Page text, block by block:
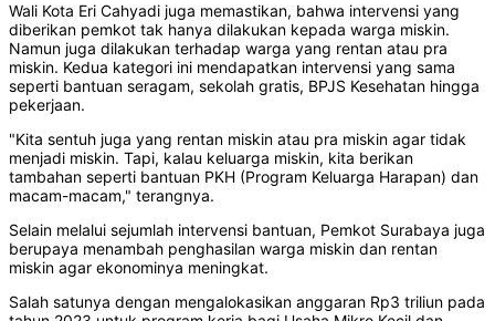
Wali Kota Eri Cahyadi juga memastikan, bahwa intervensi yang
diberikan pemkot tak hanya dilakukan kepada warga miskin.
Namun juga dilakukan terhadap warga yang rentan atau pra
miskin. Kedua kategori ini mendapatkan intervensi yang sama
seperti bantuan seragam, sekolah gratis, BPJS Kesehatan hingga
pekerjaan.
"Kita sentuh juga yang rentan miskin atau pra miskin agar tidak
menjadi miskin. Tapi, kalau keluarga miskin, kita berikan
tambahan seperti bantuan PKH (Program Keluarga Harapan) dan
macam-macam," terangnya.
Selain melalui sejumlah intervensi bantuan, Pemkot Surabaya juga
berupaya menambah penghasilan warga miskin dan rentan
miskin agar ekonominya meningkat.
Salah satunya dengan mengalokasikan anggaran Rp3 triliun pada